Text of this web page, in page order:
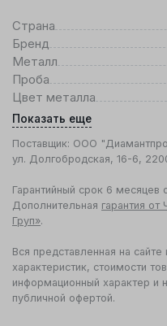
Страна
Бренд
Металл
Проба
Цвет металла
Показать еще
Поставщик: ООО
ул. Долгобродская, 16-6,
Гарантийный срок 6 месяцев
Дополнительная гарантия от
Груп».
Вся представленная на
характеристик, стоимости
информационный характер и
публичной офертой.